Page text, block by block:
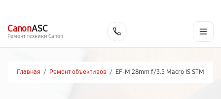
CanonASC
Ремонт техники Canon
Главная / Ремонт объективов / EF-M 28mm f/3.5 Macro IS STM